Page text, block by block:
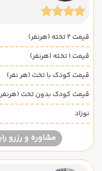
قیمت 2 تخته (هرنفر)
قیمت 1 تخته (هرنفر)
قیمت کودک با تخت (هر نفر)
قیمت کودک بدون تخت
نوزاد
مشاوره و رزرو